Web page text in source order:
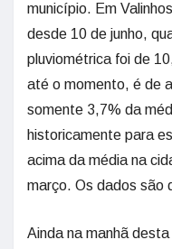
município. Em
desde 10 de junho,
pluviométrica foi de
até o momento, é de
somente 3,7% da
historicamente para
acima da média na
março. Os dados são
Ainda na manhã